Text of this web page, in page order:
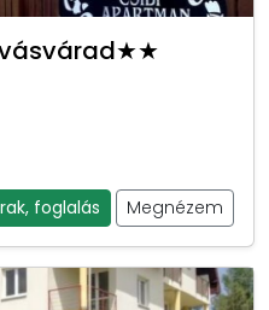
foglalás Megnézem